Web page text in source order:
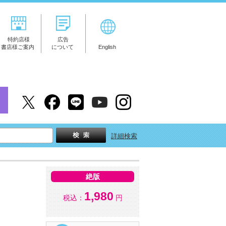
特約店様
書店様ご案内
広告
について
English
詳細検索
絶版
税込： 1,980 円